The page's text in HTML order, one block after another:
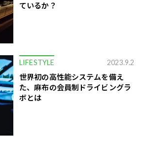
ているか？
LIFESTYLE 2023.9.2
世界初の高性能システムを備え
た、麻布の会員制ドライビングラ
ボとは